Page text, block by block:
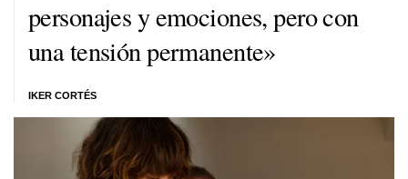
personajes y emociones, pero con
una tensión permanente»
IKER CORTÉS